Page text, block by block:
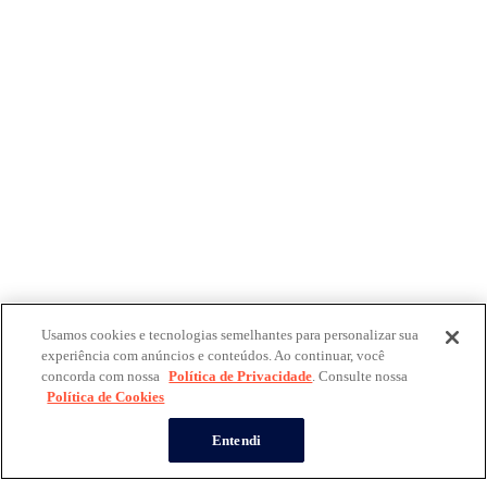
Usamos cookies e tecnologias semelhantes para personalizar sua
experiência com anúncios e conteúdos. Ao continuar, você
concorda com nossa Política de Privacidade. Consulte nossa
Política de Cookies
Entendi